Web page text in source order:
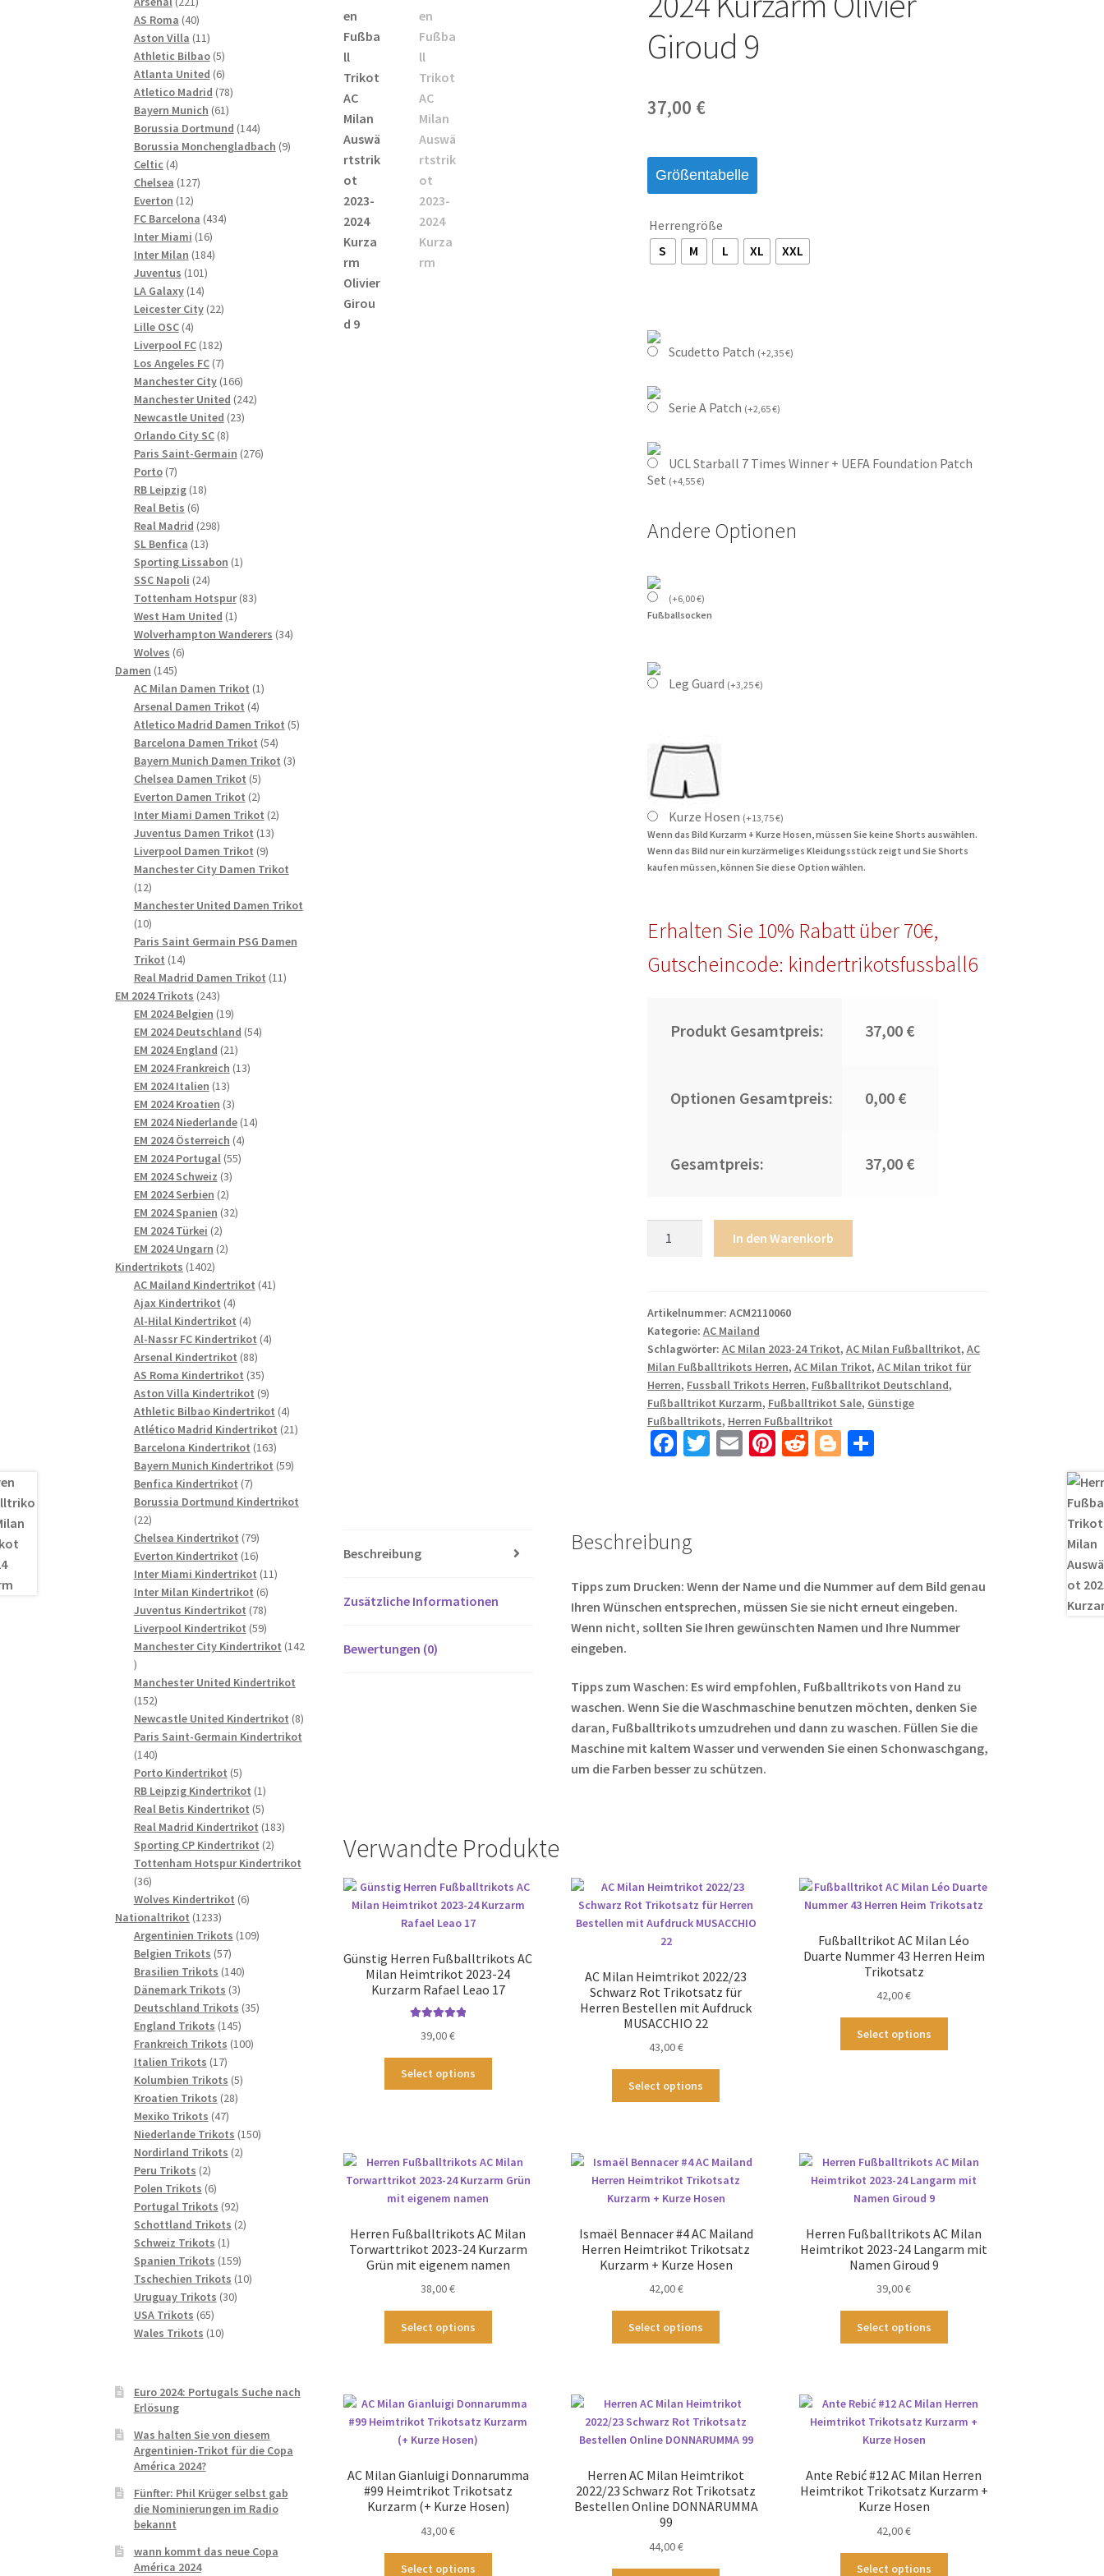
Giroud 9
37,00 €
Größentabelle
Herrengröße
S
M L XL XXL
Scudetto Patch (+2,35€)
Serie A Patch (+2,65€)
UCL Starball 7 Times Winner + UEFA Foundation Patch
Set (+4,55€)
Andere Optionen
(+6,00€)
Fußballsocken
Leg Guard (+3,25€)
Kurze Hosen (+13,75€)
Wenn das Bild Kurzarm + Kurze Hosen, müssen Sie keine Shorts auswählen.
Wenn das Bild nur ein kurzärmeliges Kleidungsstück zeigt und Sie Shorts
kaufen müssen, können Sie diese Option wählen.
Erhalten Sie 10% Rabatt über 70€,
Gutscheincode: kindertrikotsfussball6
Produkt Gesamtpreis: 37,00 €
Optionen Gesamtpreis: 0,00 €
Gesamtpreis: 37,00 €
Milan
Auswärtstrikot
2023-
2024
Kurzarm
Olivier
Giroud
9
In den Warenkorb
Artikelnummer: ACM2110060
Kategorie: AC Mailand
Schlagwörter: AC Milan 2023-24 Trikot, AC Milan Fußballtrikot, AC
Milan Fußballtrikots Herren, AC Milan Trikot, AC Milan trikot für
Herren, Fussball Trikots Herren, Fußballtrikot Deutschland,
Fußballtrikot Kurzarm, Fußballtrikot Sale, Günstige
Fußballtrikots, Herren Fußballtrikot
Fa
o
k
T E Pi R Bl T
Beschreibung
Zusätzliche Informationen
Bewertungen (0)
Beschreibung
Tipps zum Drucken: Wenn der Name und die Nummer auf dem Bild genau
Ihren Wünschen entsprechen, müssen Sie sie nicht erneut eingeben.
Wenn nicht, sollten Sie Ihren gewünschten Namen und Ihre Nummer
eingeben.
Tipps zum Waschen: Es wird empfohlen, Fußballtrikots von Hand zu
waschen. Wenn Sie die Waschmaschine benutzen möchten, denken Sie
daran, Fußballtrikots umzudrehen und dann zu waschen. Füllen Sie die
Maschine mit kaltem Wasser und verwenden Sie einen Schonwaschgang,
um die Farben besser zu schützen.
Verwandte Produkte
Günstig Herren Fußballtrikots AC
Milan Heimtrikot 2023-24
Kurzarm Rafael Leao 17
5.00von 5
39,00€
Select options
auf.
auf
der
Produktseite
AC Milan Heimtrikot 2022/23
Schwarz Rot Trikotsatz für
Herren Bestellen mit Aufdruck
MUSACCHIO 22
43,00€
Select options
auf.
Die
Optionen
auf
der
werden
Fußballtrikot AC Milan Léo
Duarte Nummer 43 Herren Heim
Trikotsatz
42,00€
Select options
können
auf
gewählt
Herren Fußballtrikots AC Milan
Torwarttrikot 2023-24 Kurzarm
Grün mit eigenem namen
38,00€
Select options
auf.
Die
auf
der
Produktseite
werden
Ismaël Bennacer #4 AC Mailand
Herren Heimtrikot Trikotsatz
Kurzarm + Kurze Hosen
42,00€
Select options
auf.
Die
Optionen
auf
der
Herren Fußballtrikots AC Milan
Heimtrikot 2023-24 Langarm mit
Namen Giroud 9
39,00€
Select options
auf.
Die
auf
der
werden
AC Milan Gianluigi Donnarumma
#99 Heimtrikot Trikotsatz
Kurzarm (+ Kurze Hosen)
43,00€
Select options
Herren AC Milan Heimtrikot
2022/23 Schwarz Rot Trikotsatz
Bestellen Online DONNARUMMA
99
44,00€
Ante Rebić #12 AC Milan Herren
Heimtrikot Trikotsatz Kurzarm +
Kurze Hosen
42,00€
Select options
Produkte
AS Roma 4040
Produkte
Aston Villa 1111
Produkte
Athletic Bilbao 55
Produkte
Atlanta United 66
Produkte
Atletico Madrid 7878
Bayern Munich 6161
Produkte
Borussia Dortmund 144144
Produkte
Borussia Monchengladbach 99
Celtic 44
Produkte
Chelsea 127127
Everton 1212
Produkte
FC Barcelona 434434
Inter Miami 1616
Produkte
Inter Milan 184184
Juventus 101101
Produkte
LA Galaxy 1414
Produkte
Leicester City 2222
Lille OSC 44
Produkte
Liverpool FC 182182
Produkte
Los Angeles FC 77
Produkte
Manchester City 166166
Produkte
Manchester United 242242
Newcastle United 2323
Orlando City SC 88
Produkte
Paris Saint-Germain 276276
Porto 77
Produkte
RB Leipzig 1818
Real Betis 66
Produkte
Real Madrid 298298
SL Benfica 1313
Produkte
Sporting Lissabon 11
SSC Napoli 2424
Produkte
Tottenham Hotspur 8383
West Ham United 11
Produkt
Wolverhampton Wanderers 3434
Wolves 66
Damen 145145
Produkte
AC Milan Damen Trikot 11
Arsenal Damen Trikot 44
Produkte
Atletico Madrid Damen Trikot 55
Barcelona Damen Trikot 5454
Produkte
Bayern Munich Damen Trikot 33
Chelsea Damen Trikot 55
Produkte
Everton Damen Trikot 22
Produkte
Inter Miami Damen Trikot 22
Juventus Damen Trikot 1313
Liverpool Damen Trikot 99
Produkte
Manchester City Damen Trikot
1212
Produkte
Manchester United Damen Trikot
1010
Produkte
Paris Saint Germain PSG Damen
Trikot 1414
Produkte
Real Madrid Damen Trikot 1111
EM 2024 Trikots 243243
Produkte
EM 2024 Belgien 1919
Produkte
EM 2024 Deutschland 5454
EM 2024 England 2121
Produkte
EM 2024 Frankreich 1313
EM 2024 Italien 1313
Produkte
EM 2024 Kroatien 33
Produkte
EM 2024 Niederlande 1414
EM 2024 Österreich 44
Produkte
EM 2024 Portugal 5555
EM 2024 Schweiz 33
Produkte
EM 2024 Serbien 22
Produkte
EM 2024 Spanien 3232
EM 2024 Türkei 22
Produkte
EM 2024 Ungarn 22
Kindertrikots 14021402
Produkte
AC Mailand Kindertrikot 4141
Ajax Kindertrikot 44
Produkte
Al-Hilal Kindertrikot 44
Produkte
Al-Nassr FC Kindertrikot 44
Arsenal Kindertrikot 8888
Produkte
AS Roma Kindertrikot 3535
Produkte
Aston Villa Kindertrikot 99
Produkte
Athletic Bilbao Kindertrikot 44
Produkte
Atlético Madrid Kindertrikot 2121
Barcelona Kindertrikot 163163
Produkte
Bayern Munich Kindertrikot 5959
Benfica Kindertrikot 77
Produkte
Borussia Dortmund Kindertrikot
2222
Produkte
Chelsea Kindertrikot 7979
Produkte
Everton Kindertrikot 1616
Produkte
Inter Miami Kindertrikot 1111
Inter Milan Kindertrikot 66
Produkte
Juventus Kindertrikot 7878
Produkte
Liverpool Kindertrikot 5959
Produkte
Manchester City Kindertrikot 142
142
Produkte
Manchester United Kindertrikot
152152
Produkte
Newcastle United Kindertrikot 88
Produkte
Paris Saint-Germain Kindertrikot
140140
Produkte
Porto Kindertrikot 55
Produkte
RB Leipzig Kindertrikot 11
Produkt
Real Betis Kindertrikot 55
Produkte
Real Madrid Kindertrikot 183183
Sporting CP Kindertrikot 22
Produkte
Tottenham Hotspur Kindertrikot
3636
Produkte
Wolves Kindertrikot 66
Nationaltrikot 12331233
Produkte
Argentinien Trikots 109109
Belgien Trikots 5757
Produkte
Brasilien Trikots 140140
Dänemark Trikots 33
Produkte
Deutschland Trikots 3535
England Trikots 145145
Produkte
Frankreich Trikots 100100
Italien Trikots 1717
Produkte
Kolumbien Trikots 55
Kroatien Trikots 2828
Mexiko Trikots 4747
Produkte
Niederlande Trikots 150150
Nordirland Trikots 22
Peru Trikots 22
Produkte
Polen Trikots 66
Produkte
Portugal Trikots 9292
Produkte
Schottland Trikots 22
Schweiz Trikots 11
Produkt
Spanien Trikots 159159
Produkte
Tschechien Trikots 1010
Uruguay Trikots 3030
USA Trikots 6565
Produkte
Wales Trikots 1010
Euro 2024: Portugals Suche nach
Erlösung
Was halten Sie von diesem
Argentinien-Trikot für die Copa
América 2024?
Fünfter: Phil Krüger selbst gab
die Nominierungen im Radio
bekannt
wann kommt das neue Copa
América 2024